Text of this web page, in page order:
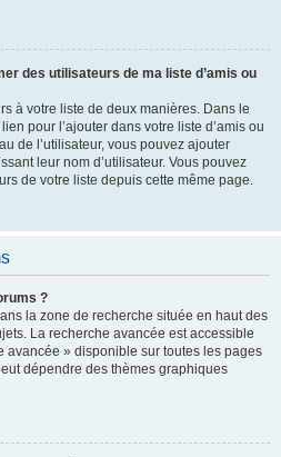
des utilisateurs de ma liste d’amis ou
à votre liste de deux manières. Dans le
pour l’ajouter dans votre liste d’amis ou
de l’utilisateur, vous pouvez ajouter
leur nom d’utilisateur. Vous pouvez
de votre liste depuis cette même page.
?
la zone de recherche située en haut des
La recherche avancée est accessible
avancée » disponible sur toutes les pages
dépendre des thèmes graphiques